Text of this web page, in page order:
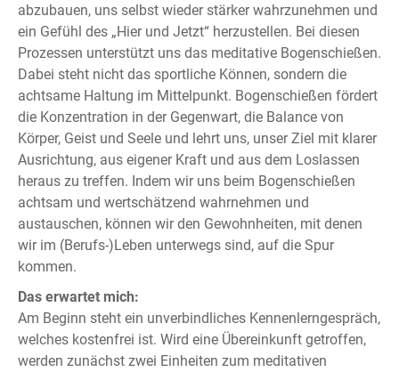
abzubauen, uns selbst wieder stärker wahrzunehmen und
ein Gefühl des „Hier und Jetzt“ herzustellen. Bei diesen
Prozessen unterstützt uns das meditative Bogenschießen.
Dabei steht nicht das sportliche Können, sondern die
achtsame Haltung im Mittelpunkt. Bogenschießen fördert
die Konzentration in der Gegenwart, die Balance von
Körper, Geist und Seele und lehrt uns, unser Ziel mit klarer
Ausrichtung, aus eigener Kraft und aus dem Loslassen
heraus zu treffen. Indem wir uns beim Bogenschießen
achtsam und wertschätzend wahrnehmen und
austauschen, können wir den Gewohnheiten, mit denen
wir im (Berufs-)Leben unterwegs sind, auf die Spur
kommen.
Das erwartet mich:
Am Beginn steht ein unverbindliches Kennenlerngespräch,
welches kostenfrei ist. Wird eine Übereinkunft getroffen,
werden zunächst zwei Einheiten zum meditativen